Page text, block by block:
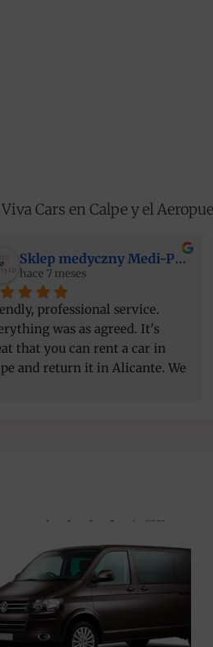
Cars en Calpe y el
Sklep medyczny Medi-Partner
hace 7 meses
professional service.
was as agreed. It's
that you can rent a car in
and return it in Alicante. We